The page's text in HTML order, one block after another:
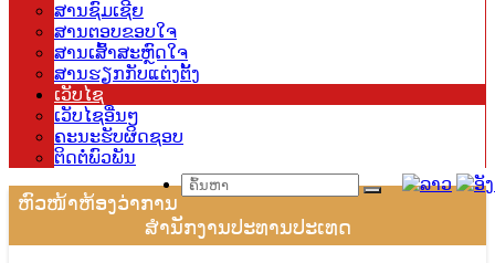
ສານຊົມເຊີຍ
ສານຕອບຂອບໃຈ
ສານເສົ້າສະຫຼົດໃຈ
ສານຮຽກກັບແຕ່ງຕັ້ງ
ເວັບໄຊ
ເວັບໄຊອື່ນໆ
ຄະນະຮັບຜິດຊອບ
ຕິດຕໍ່ພົວພັນ
ຫົວໜ້າຫ້ອງວ່າການ
ສຳນັກງານປະທານປະເທດ